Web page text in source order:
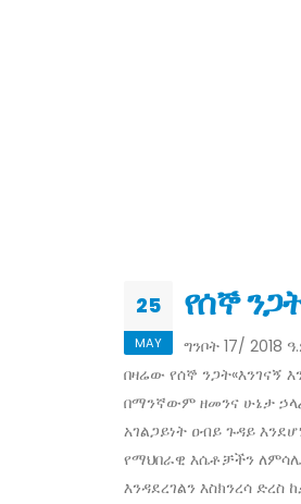
25
MAY
የሰኞ
ግንቦት 17/ 2018
በዛሬው የሰኞ ንጋት«እንገናኝ
በማንኛውም ዘመንና ሁኔታ
አገልጋይነት ዐብይ ጉዳይ
የማህበራዊ እሴቶቻችን
እንዳደረገልን እስክንረሳ